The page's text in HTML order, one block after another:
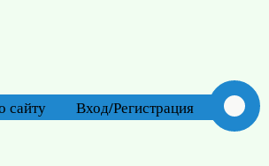
сайту Вход/Регистрация